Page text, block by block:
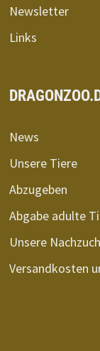
Newsletter
Links
News
Unsere Tiere
Abzugeben
Abgabe adulte
Unsere
Versandkosten